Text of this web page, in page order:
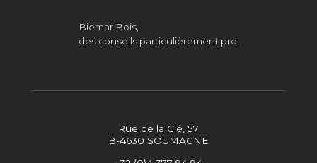
Biemar Bois,
des conseils particulièrement pro.
Rue de la Clé, 57
B-4630 SOUMAGNE